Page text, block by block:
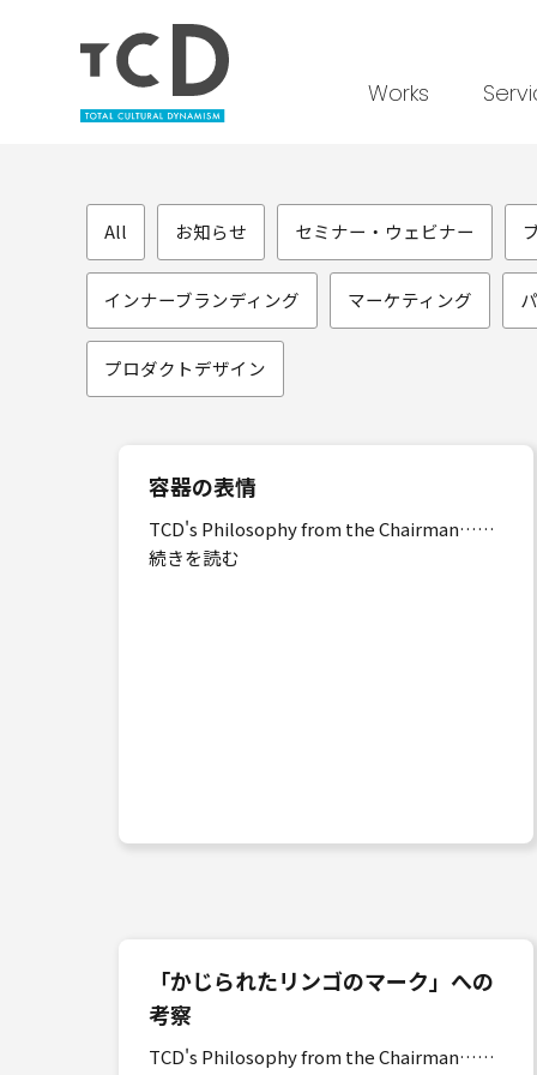
Works
All お知らせ セミナー・ウェビナー
インナーブランディング マーケティング
プロダクトデザイン
容器の表情
TCD's Philosophy from the Chairman……
続きを読む
「かじられたリンゴのマーク」への
考察
TCD's Philosophy from the Chairman……